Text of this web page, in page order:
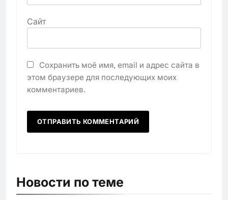
Сайт
Сохранить моё имя, email и адрес сайта в
этом браузере для последующих моих
комментариев.
Новости по теме